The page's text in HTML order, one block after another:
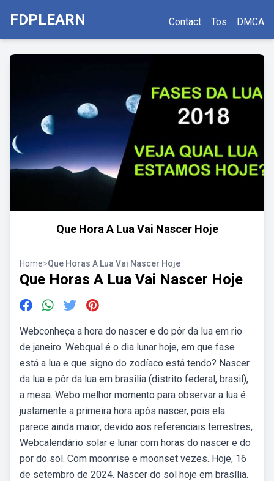
FDPLEARN Contact Tos DMCA
Que Hora A Lua Vai Nascer Hoje
Home>Que Horas A Lua Vai Nascer Hoje
Que Horas A Lua Vai Nascer Hoje
Webconheça a hora do nascer e do pôr da lua em rio
de janeiro. Webqual é o dia lunar hoje, em que fase
está a lua e que signo do zodíaco está tendo? Nascer
da lua e pôr da lua em brasilia (distrito federal, brasil),
a mesa. Webo melhor momento para observar a lua é
justamente a primeira hora após nascer, pois ela
parece ainda maior, devido aos referenciais terrestres,.
Webcalendário solar e lunar com horas do nascer e do
por do sol. Com moonrise e moonset vezes. Hoje, 16
de setembro de 2024. Nascer do sol hoje em brasília.